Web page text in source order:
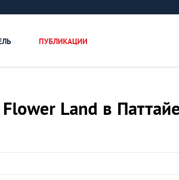
ПУБЛИКАЦИИ
Land в